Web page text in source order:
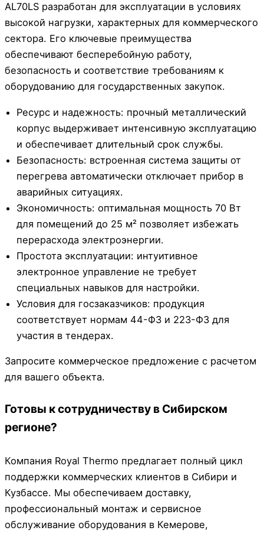
AL70LS разработан для эксплуатации в условиях
высокой нагрузки, характерных для коммерческого
сектора. Его ключевые преимущества
обеспечивают бесперебойную работу,
безопасность и соответствие требованиям к
оборудованию для государственных закупок.
Ресурс и надежность: прочный металлический
корпус выдерживает интенсивную эксплуатацию
и обеспечивает длительный срок службы.
Безопасность: встроенная система защиты от
перегрева автоматически отключает прибор в
аварийных ситуациях.
Экономичность: оптимальная мощность 70 Вт
для помещений до 25 м² позволяет избежать
перерасхода электроэнергии.
Простота эксплуатации: интуитивное
электронное управление не требует
специальных навыков для настройки.
Условия для госзаказчиков: продукция
соответствует нормам 44-ФЗ и 223-ФЗ для
участия в тендерах.
Запросите коммерческое предложение с расчетом
для вашего объекта.
Готовы к сотрудничеству в Сибирском
регионе?
Компания Royal Thermo предлагает полный цикл
поддержки коммерческих клиентов в Сибири и
Кузбассе. Мы обеспечиваем доставку,
профессиональный монтаж и сервисное
обслуживание оборудования в Кемерове,